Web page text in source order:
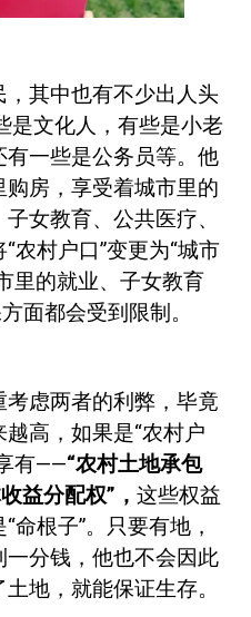
其中也有不少出人头
是文化人，有些是小老
一些是公务员等。他
房，享受着城市里的
女教育、公共医疗、
农村户口”变更为“城市
里的就业、子女教育
面都会受到限制。
虑两者的利弊，毕竟
高，如果是“农村户
有——“农村土地承包
益分配权”， 这些权益
命根子”。只要有地，
分钱，他也不会因此
地，就能保证生存。